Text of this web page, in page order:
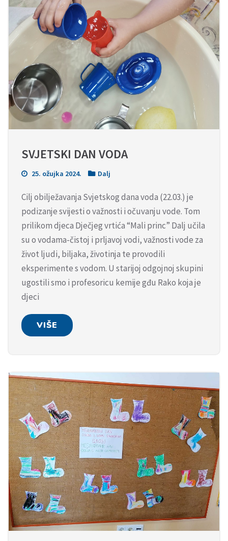
SVJETSKI DAN VODA
25. ožujka 2024. Dalj
Cilj obilježavanja Svjetskog dana voda (22.03.) je
podizanje svijesti o važnosti i očuvanju vode. Tom
prilikom djeca Dječjeg vrtića “Mali princ” Dalj učila
su o vodama-čistoj i prljavoj vodi, važnosti vode za
život ljudi, biljaka, životinja te provodili
eksperimente s vodom. U starijoj odgojnoj skupini
ugostili smo i profesoricu kemije gđu Rako koja je
djeci
VIŠE